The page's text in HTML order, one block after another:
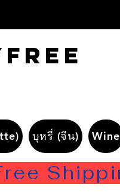
บุหรี่ (จีน) Wine